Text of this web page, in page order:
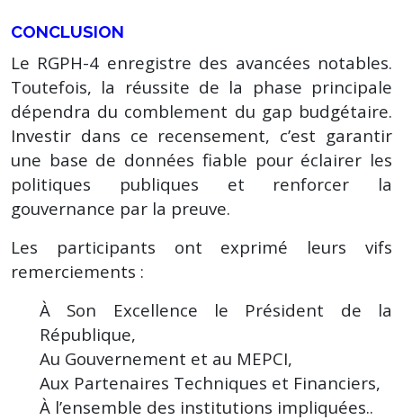
CONCLUSION
Le RGPH-4 enregistre des avancées notables.
Toutefois, la réussite de la phase principale
dépendra du comblement du gap budgétaire.
Investir dans ce recensement, c’est garantir
une base de données fiable pour éclairer les
politiques publiques et renforcer la
gouvernance par la preuve.
Les participants ont exprimé leurs vifs
remerciements :
À Son Excellence le Président de la
République,
Au Gouvernement et au MEPCI,
Aux Partenaires Techniques et Financiers,
À l’ensemble des institutions impliquées..